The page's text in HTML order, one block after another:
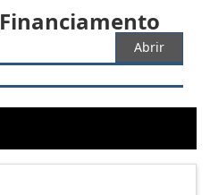
Financiamento
Abrir